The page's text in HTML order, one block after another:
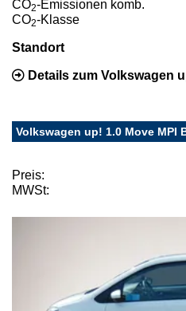
CO2-Emissionen komb.
CO2-Klasse
Standort
Details zum Volkswagen
Volkswagen up! 1.0 Move MPI
Preis:
MWSt: